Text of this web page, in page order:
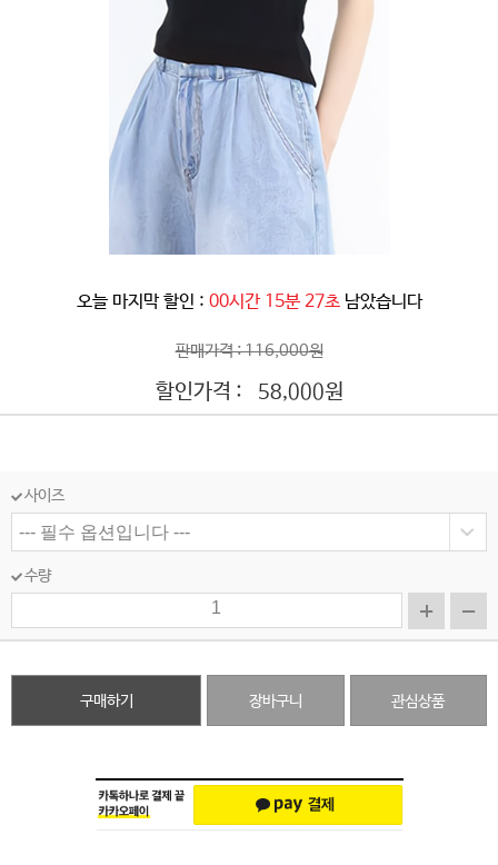
오늘 마지막 할인 : 00시간 15분 25초 남았습니다
판매가격 : 116,000원
할인가격 : 58,000원
사이즈
수량
구매하기 장바구니 관심상품